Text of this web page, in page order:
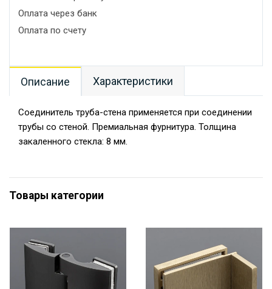
Оплата через банк
Оплата по счету
Описание Характеристики
Соединитель труба-стена применяется при соединении
трубы со стеной. Премиальная фурнитура. Толщина
закаленного стекла: 8 мм.
Товары категории